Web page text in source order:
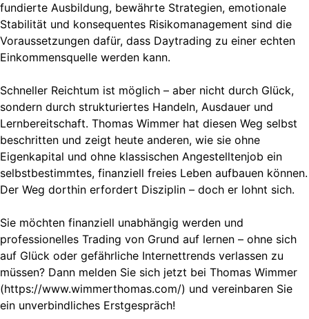
fundierte Ausbildung, bewährte Strategien, emotionale
Stabilität und konsequentes Risikomanagement sind die
Voraussetzungen dafür, dass Daytrading zu einer echten
Einkommensquelle werden kann.
Schneller Reichtum ist möglich – aber nicht durch Glück,
sondern durch strukturiertes Handeln, Ausdauer und
Lernbereitschaft. Thomas Wimmer hat diesen Weg selbst
beschritten und zeigt heute anderen, wie sie ohne
Eigenkapital und ohne klassischen Angestelltenjob ein
selbstbestimmtes, finanziell freies Leben aufbauen können.
Der Weg dorthin erfordert Disziplin – doch er lohnt sich.
Sie möchten finanziell unabhängig werden und
professionelles Trading von Grund auf lernen – ohne sich
auf Glück oder gefährliche Internettrends verlassen zu
müssen? Dann melden Sie sich jetzt bei Thomas Wimmer
(https://www.wimmerthomas.com/) und vereinbaren Sie
ein unverbindliches Erstgespräch!